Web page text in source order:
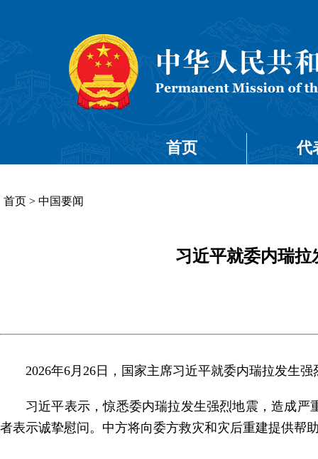
首页 代
首页 > 中国要闻
习近平就委内瑞
2026年6月26日，国家主席习近平就委内瑞拉发生
习近平表示，惊悉委内瑞拉发生强烈地震，造成
者表示诚挚慰问。中方将向委方救灾和灾后重建提供帮